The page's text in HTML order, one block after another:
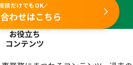
談だけでもOK
わせはこちら
お役立ち
コンテンツ